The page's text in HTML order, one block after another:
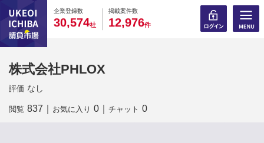
企業登録数
0
3
0
0,
0
5
0
74社
掲載案件数
0
1
0
2,
0
9
0
76件
株式会社PHLOX
評価 なし
閲覧 837 お気に入り 0 チャット 0